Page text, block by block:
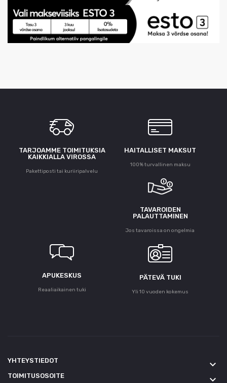
TARJOAMME TOIMITUKSIA
KAIKKIALLA VIROSSA
Pakettiposti tai kuriiripalvelu
HAITALLISET MAKSUT
100% turvallinen maksu
TAVAROIDEN
PALAUTTAMINEN
Jos tavaroissa on ongelmia
APUKESKUS
Reaaliaikainen tuki
PÄTEVÄ TUKI
Yli 10 vuoden kokemus
YHTEYSTIEDOT keyboard_arrow_down
TOIMITUSOSOITE keyboard_arrow_down